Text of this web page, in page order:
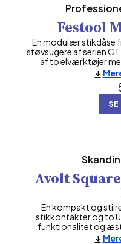
Festool
En modulær stikdåse
støvsugere af serien
af to elværktøjer
SE
Avolt
En kompakt og
stikkontakter og to
funktionalitet og